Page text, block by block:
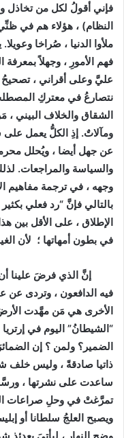
فإني أقولُ لكل من
النظام) ، هؤلاء هم في ظنِّي
ملأوا الدنيا ، صُراخا
فهم الأمورِ ، وجهلاً بمعرفة
عليَّ وعلى أقراني ، تصحيحُ
نتصارعُ في معتركِ
الشقاق والخلاف البيني ،
ومآلاتٌ. إذِ الكلُّ يعمل
عن جهل أيضا ، ويُحلل
والسياسة والمراجعات.
وجهه ، في ترجمة مفاهيم
بالتالي فإنَّ “رد فعلي
الإطلاق ، على الأقل بين
في بطون أمهاتها ؛ لأن
إنَّ الذي فرضَ علينا أن
فيه الدافعون ، وتردى عن
الأخرى هي مَن مهَّدت
“الشيطانُ” اليوم في
الضمير؟ ولمن ؟ إن
ذاتيا صادقةً ، وليس خلف
ساعدت على نشرتها ،
تمرَّغتْ في وحلِ صراعات
ويصبح العلجُ سلطانا أو